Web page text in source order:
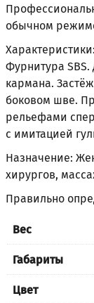
обычном
Фурнитура
кармана.
боковом шве.
рельефами
с имитацией
Назначение:
хирургов,
Правильно
Вес
Габариты
Цвет